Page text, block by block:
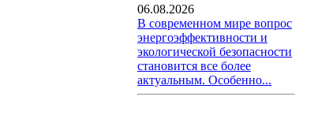
06.08.2026
В современном мире вопрос
энергоэффективности и
экологической безопасности
становится все более
актуальным. Особенно...